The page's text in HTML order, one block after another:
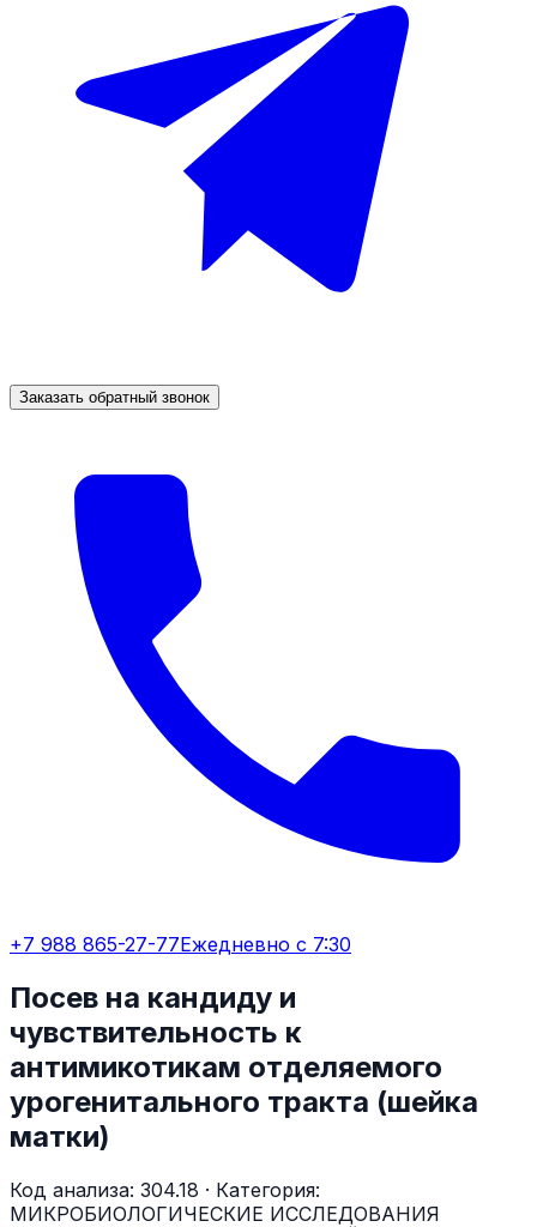
Заказать обратный звонок
+7 988 865-27-77Ежедневно с 7:30
Посев на кандиду и
чувствительность к
антимикотикам отделяемого
урогенитального тракта (шейка
матки)
Код анализа: 304.18 · Категория:
МИКРОБИОЛОГИЧЕСКИЕ ИССЛЕДОВАНИЯ